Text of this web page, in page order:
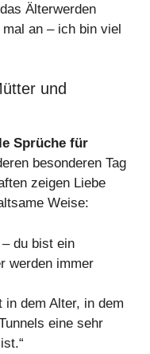
Älterwerden
an – ich bin viel
und
Sprüche für
besonderen Tag
zeigen Liebe
Weise:
du bist ein
werden immer
in dem Alter, in dem
eine sehr